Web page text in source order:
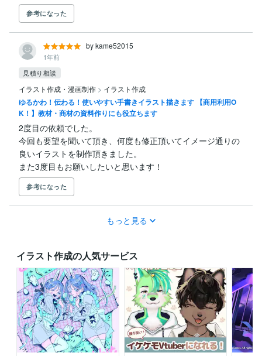
参考になった
by kame52015
1年前
見積り相談
イラスト作成・漫画制作 > イラスト作成
ゆるかわ！伝わる！使いやすい手書きイラスト描きます 【商用利用O
K！】教材・商材の資料作りにも役立ちます
2度目の依頼でした。
今回も要望を聞いて頂き、何度も修正頂いてイメージ通りの
良いイラストを制作頂きました。
また3度目もお願いしたいと思います！
参考になった
もっと見る
イラスト作成の人気サービス